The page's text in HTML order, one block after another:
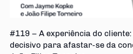
#119 – A experiência do
decisivo para afastar-se da